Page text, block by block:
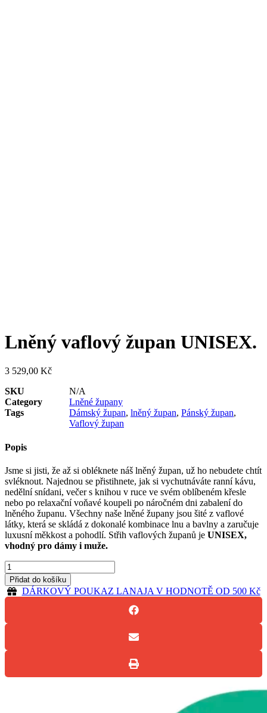
Lněný vaflový župan UNISEX.
3 529,00 Kč
SKU
N/A
Category
Lněné župany
Tags
Dámský župan, lněný župan, Pánský župan,
Vaflový župan
Popis
Jsme si jisti, že až si obléknete náš lněný župan, už ho nebudete chtít
svléknout. Najednou se přistihnete, jak si vychutnáváte ranní kávu,
nedělní snídani, večer s knihou v ruce ve svém oblíbeném křesle
nebo po relaxační voňavé koupeli po náročném dni zabalení do
lněného županu. Všechny naše lněné župany jsou šité z vaflové
látky, která se skládá z dokonalé kombinace lnu a bavlny a zaručuje
luxusní měkkost a pohodlí. Střih vaflových županů je UNISEX,
vhodný pro dámy i muže.
Lněný
vaflový
župan
UNISEX.
Přidat do košíku
DÁRKOVÝ POUKAZ LANAJA V HODNOTĚ OD 500 Kč